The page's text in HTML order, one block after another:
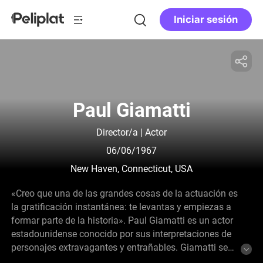
Iniciar sesión
Paul Giamatti
Director/a | Actor
06/06/1967
New Haven, Connecticut, USA
«Creo que una de las grandes cosas de la actuación es
la gratificación instantánea: te levantas y empiezas a
formar parte de la historia». Paul Giamatti es un actor
estadounidense conocido por sus interpretaciones de
personajes extravagantes y entrañables. Giamatti se